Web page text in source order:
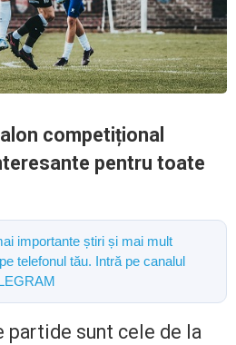
competițional
pentru toate
importante știri și mai mult
telefonul tău. Intră pe canalul
partide sunt cele de la